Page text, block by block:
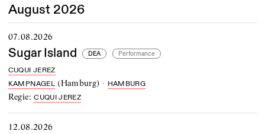
August 2026
07.08.2026
Sugar Island DEA Performance
CUQUI JEREZ
KAMPNAGEL(Hamburg) · HAMBURG
Regie:CUQUI JEREZ
12.08.2026